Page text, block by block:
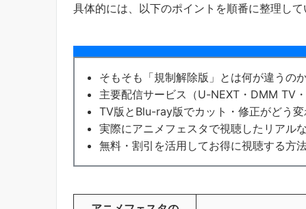
具体的には、以下のポイントを順番に整理して
そもそも「規制解除版」とは何が違うの
主要配信サービス（U-NEXT・DMM TV
TV版とBlu-ray版でカット・修正がどう
実際にアニメフェスタで視聴したリアル
無料・割引を活用してお得に視聴する方